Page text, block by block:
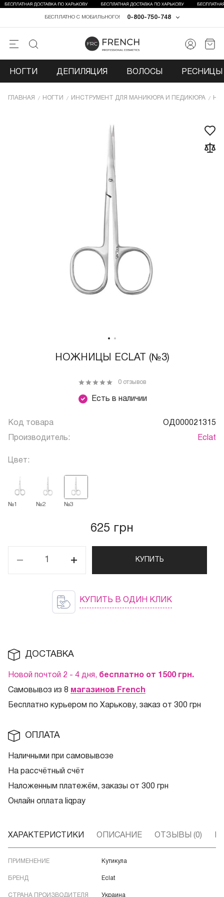
0-800-750-748
БЕСПЛАТНО С МОБИЛЬНОГО!
НОГТИ ДЕПИЛЯЦИЯ ВОЛОСЫ РЕСНИЦЫ
ГЛАВНАЯ НОГТИ ИНCТРУМЕНТ ДЛЯ МАНИКЮРА И ПЕДИКЮРА
НОЖНИЦЫ ECLAT (№3)
Есть в наличии
0 отзывов
Код товара ОД000021315
Производитель: Eclat
Цвет:
№1 №2 №3
625 грн
КУПИТЬ
КУПИТЬ В ОДИН КЛИК
ДОСТАВКА
Новой почтой 2 - 4 дня, бесплатно от 1500 грн.
Самовывоз из 8 магазинов French
Бесплатно курьером по Харькову, заказ от 300 грн
ОПЛАТА
Наличными при самовывозе
На рассчётный счёт
Наложенным платежём, заказы от 300 грн
Онлайн оплата liqpay
ХАРАКТЕРИСТИКИ ОПИСАНИЕ ОТЗЫВЫ (0)
ПРИМЕНЕНИЕ Кутикула
БРЕНД Eclat
СТРАНА ПРОИЗВОДИТЕЛЯ Украина